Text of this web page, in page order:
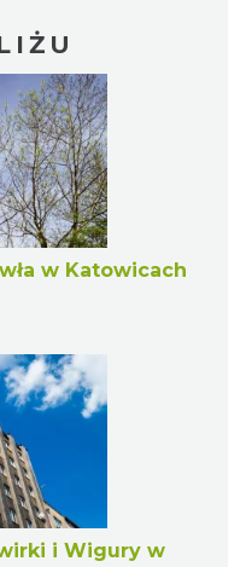
w Katowicach
i Wigury w